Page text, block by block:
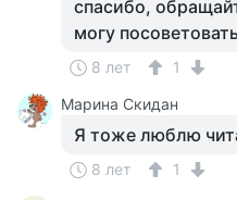
спасибо,
могу
8 лет
1
Марина Скидан
Я тоже люблю
8 лет 1